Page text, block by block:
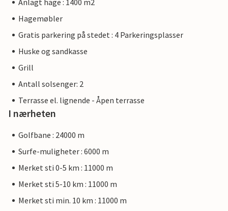
Anlagt hage : 1400 m2
Hagemøbler
Gratis parkering på stedet : 4 Parkeringsplasser
Huske og sandkasse
Grill
Antall solsenger: 2
Terrasse el. lignende - Åpen terrasse
I nærheten
Golfbane : 24000 m
Surfe-muligheter : 6000 m
Merket sti 0-5 km : 11000 m
Merket sti 5-10 km : 11000 m
Merket sti min. 10 km : 11000 m